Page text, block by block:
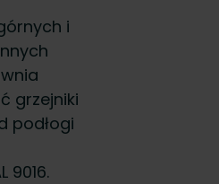
i
grzejniki
podłogi
9016.